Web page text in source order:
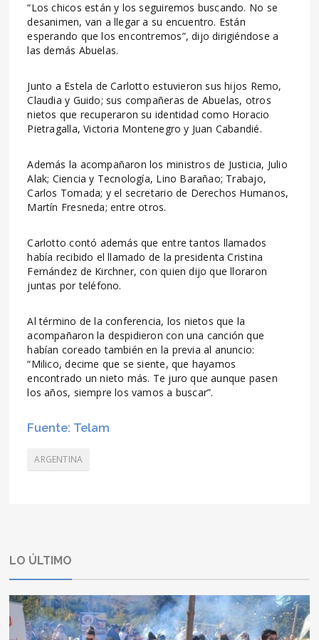
“Los chicos están y los seguiremos buscando. No se
desanimen, van a llegar a su encuentro. Están
esperando que los encontremos”, dijo dirigiéndose a
las demás Abuelas.
Junto a Estela de Carlotto estuvieron sus hijos Remo,
Claudia y Guido; sus compañeras de Abuelas, otros
nietos que recuperaron su identidad como Horacio
Pietragalla, Victoria Montenegro y Juan Cabandié.
Además la acompañaron los ministros de Justicia, Julio
Alak; Ciencia y Tecnología, Lino Barañao; Trabajo,
Carlos Tomada; y el secretario de Derechos Humanos,
Martín Fresneda; entre otros.
Carlotto contó además que entre tantos llamados
había recibido el llamado de la presidenta Cristina
Fernández de Kirchner, con quien dijo que lloraron
juntas por teléfono.
Al término de la conferencia, los nietos que la
acompañaron la despidieron con una canción que
habían coreado también en la previa al anuncio:
“Milico, decime que se siente, que hayamos
encontrado un nieto más. Te juro que aunque pasen
los años, siempre los vamos a buscar”.
Fuente: Telam
ARGENTINA
LO ÚLTIMO